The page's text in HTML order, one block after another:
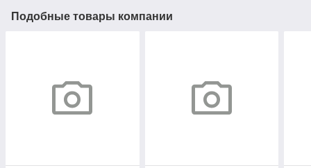
Подобные товары компании